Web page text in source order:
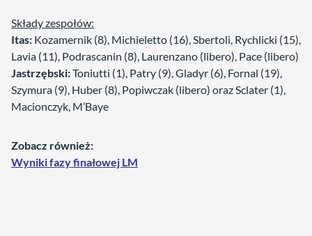
Składy zespołów:
Itas: Kozamernik (8), Michieletto (16), Sbertoli, Rychlicki (15),
Lavia (11), Podrascanin (8), Laurenzano (libero), Pace (libero)
Jastrzębski:Toniutti (1), Patry (9), Gladyr (6), Fornal (19),
Szymura (9), Huber (8), Popiwczak (libero) oraz Sclater (1),
Macionczyk, M’Baye
Zobacz również:
Wyniki fazy finałowej LM